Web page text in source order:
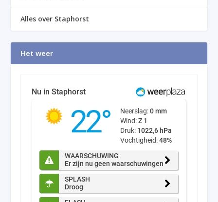
Alles over Staphorst
Het weer